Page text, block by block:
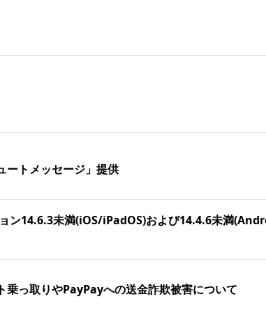
ートメッセージ」提供
ョン14.6.3未満(iOS/iPadOS)および14.4.6未満
乗っ取りやPayPayへの送金詐欺被害について